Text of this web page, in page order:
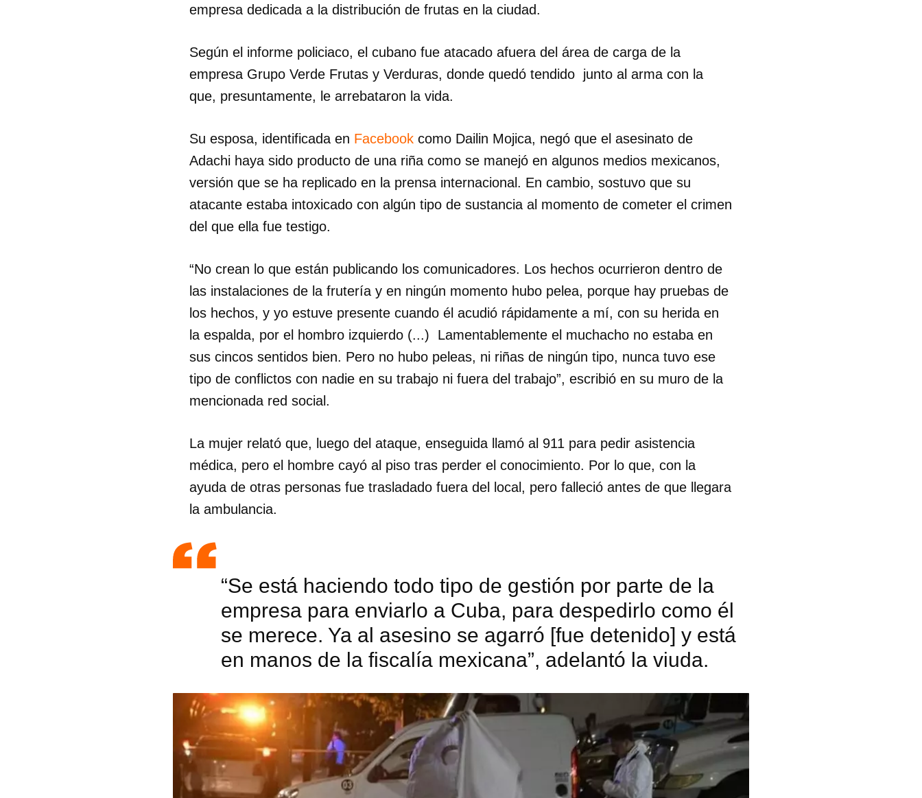
Guardar como favorito
Para poder guardar como favorito, primero has de iniciar sesión con tu
empresa dedicada a la distribución de frutas en la ciudad.
Según el informe policiaco, el cubano fue atacado afuera del área de carga de la
empresa Grupo Verde Frutas y Verduras, donde quedó tendido junto al arma con la
que, presuntamente, le arrebataron la vida.
Su esposa, identificada en Facebook como Dailin Mojica, negó que el asesinato de
Adachi haya sido producto de una riña como se manejó en algunos medios mexicanos,
versión que se ha replicado en la prensa internacional. En cambio, sostuvo que su
atacante estaba intoxicado con algún tipo de sustancia al momento de cometer el crimen
del que ella fue testigo.
“No crean lo que están publicando los comunicadores. Los hechos ocurrieron dentro de
las instalaciones de la frutería y en ningún momento hubo pelea, porque hay pruebas de
los hechos, y yo estuve presente cuando él acudió rápidamente a mí, con su herida en
la espalda, por el hombro izquierdo (...) Lamentablemente el muchacho no estaba en
sus cincos sentidos bien. Pero no hubo peleas, ni riñas de ningún tipo, nunca tuvo ese
tipo de conflictos con nadie en su trabajo ni fuera del trabajo”, escribió en su muro de la
mencionada red social.
La mujer relató que, luego del ataque, enseguida llamó al 911 para pedir asistencia
médica, pero el hombre cayó al piso tras perder el conocimiento. Por lo que, con la
ayuda de otras personas fue trasladado fuera del local, pero falleció antes de que llegara
la ambulancia.
“Se está haciendo todo tipo de gestión por parte de la
empresa para enviarlo a Cuba, para despedirlo como él
se merece. Ya al asesino se agarró [fue detenido] y está
en manos de la fiscalía mexicana”, adelantó la viuda.